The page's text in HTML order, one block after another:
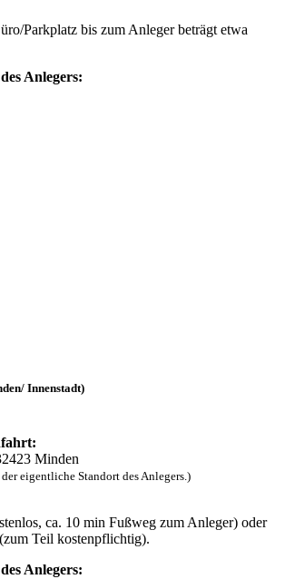
Parkplatz bis zum Anleger beträgt etwa
Anlegers:
Innenstadt)
Minden
eigentliche Standort des Anlegers.)
ca. 10 min Fußweg zum Anleger) oder
Teil kostenpflichtig).
Anlegers: